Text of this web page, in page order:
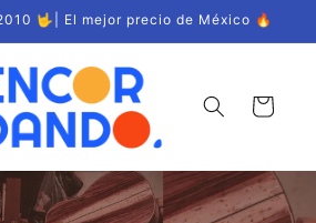
🤟| El mejor precio de México 🔥
Carrito